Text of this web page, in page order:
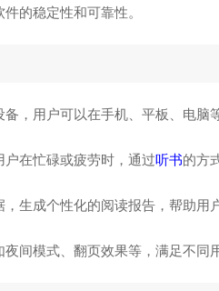
的稳定性和可靠性。
，用户可以在手机、平板、电脑
在忙碌或疲劳时，通过听书的方
生成个性化的阅读报告，帮助用
间模式、翻页效果等，满足不同